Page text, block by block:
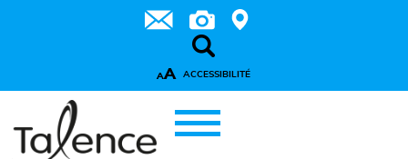
AA ACCESSIBILITÉ